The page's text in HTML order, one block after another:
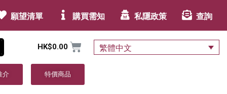
願望清單 購買需知 私隱政策 查詢
HK$0.00 繁體中文
介 特價商品